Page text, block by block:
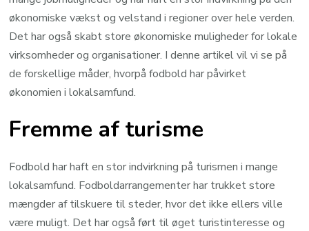
økonomiske vækst og velstand i regioner over hele verden.
Det har også skabt store økonomiske muligheder for lokale
virksomheder og organisationer. I denne artikel vil vi se på
de forskellige måder, hvorpå fodbold har påvirket
økonomien i lokalsamfund.
Fremme af turisme
Fodbold har haft en stor indvirkning på turismen i mange
lokalsamfund. Fodboldarrangementer har trukket store
mængder af tilskuere til steder, hvor det ikke ellers ville
være muligt. Det har også ført til øget turistinteresse og